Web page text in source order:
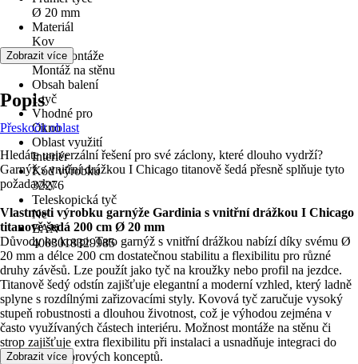
Ø 20 mm
Materiál
Kov
Druh montáže
Montáž na stěnu
Obsah balení
1 tyč
Vhodné pro
Okno
Oblast využití
Interiér
Kód výrobku
32276
Teleskopická tyč
Ne
EAN
4003018329985
Zobrazit více
Popis
Přeskočit oblast
Hledáte univerzální řešení pro své záclony, které dlouho vydrží?
Garnýž s vnitřní drážkou I Chicago titanově šedá přesně splňuje tyto
požadavky.
Vlastnosti výrobku garnýže Gardinia s vnitřní drážkou I Chicago
titanově šedá 200 cm Ø 20 mm
Důvody ke koupi: Tato garnýž s vnitřní drážkou nabízí díky svému Ø
20 mm a délce 200 cm dostatečnou stabilitu a flexibilitu pro různé
druhy závěsů. Lze použít jako tyč na kroužky nebo profil na jezdce.
Titanově šedý odstín zajišťuje elegantní a moderní vzhled, který ladně
splyne s rozdílnými zařizovacími styly. Kovová tyč zaručuje vysoký
stupeň robustnosti a dlouhou životnost, což je výhodou zejména v
často využívaných částech interiéru. Možnost montáže na stěnu či
strop zajišťuje extra flexibilitu při instalaci a usnadňuje integraci do
různých prostorových konceptů.
Zobrazit více